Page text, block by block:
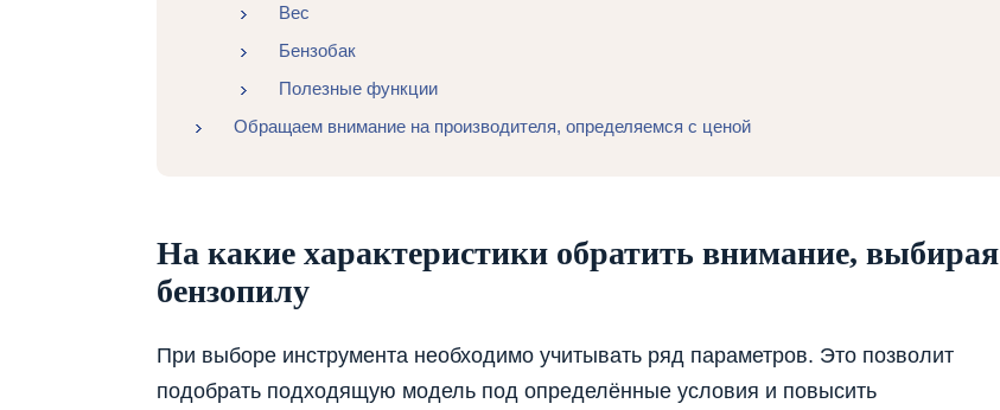
Вес
Бензобак
Полезные функции
Обращаем внимание на производителя, определяемся с ценой
На какие характеристики обратить внимание, выбирая
бензопилу
При выборе инструмента необходимо учитывать ряд параметров. Это позволит
подобрать подходящую модель под определённые условия и повысить